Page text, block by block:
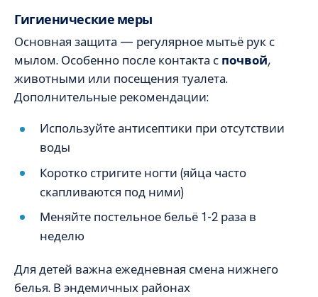
Гигиенические меры
Основная защита — регулярное мытьё рук с
мылом. Особенно после контакта с почвой,
животными или посещения туалета.
Дополнительные рекомендации:
Используйте антисептики при отсутствии
воды
Коротко стригите ногти (яйца часто
скапливаются под ними)
Меняйте постельное бельё 1-2 раза в
неделю
Для детей важна ежедневная смена нижнего
белья. В эндемичных районах